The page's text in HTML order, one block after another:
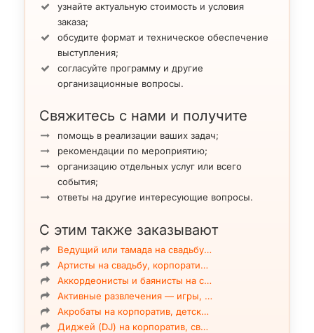
узнайте актуальную стоимость и условия
заказа;
обсудите формат и техническое обеспечение
выступления;
согласуйте программу и другие
организационные вопросы.
Свяжитесь с нами и получите
помощь в реализации ваших задач;
рекомендации по мероприятию;
организацию отдельных услуг или всего
события;
ответы на другие интересующие вопросы.
С этим также заказывают
Ведущий или тамада на свадьбу…
Артисты на свадьбу, корпорати…
Аккордеонисты и баянисты на с…
Активные развлечения — игры, …
Акробаты на корпоратив, детск…
Диджей (DJ) на корпоратив, св…